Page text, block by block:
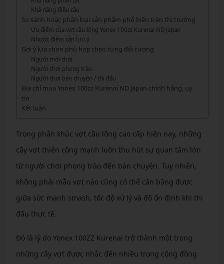
Khả năng điều cầu
So sánh hoặc phân loại sản phẩm phổ biến trên thị trường
Ưu điểm của vợt cầu lông Yonex 100zz Kurenai ND Japan
Nhược điểm cần lưu ý
Gợi ý lựa chọn phù hợp theo từng đối tượng
Người mới chơi
Người chơi phong trào
Người chơi bán chuyên / thi đấu
Địa chỉ mua Yonex 100zz Kurenai ND Japan chính hãng, uy
tín
Kết luận
Trong phân khúc vợt cầu lông cao cấp hiện nay, những
cây vợt thiên công mạnh luôn thu hút sự quan tâm lớn
từ người chơi phong trào đến bán chuyên. Tuy nhiên,
không phải mẫu vợt nào cũng có thể cân bằng được
giữa sức mạnh smash, tốc độ xử lý và độ ổn định khi thi
đấu thực tế.
Đó là lý do Yonex 100ZZ Kurenai trở thành một trong
những cây vợt được nhắc đến nhiều trong cộng đồng